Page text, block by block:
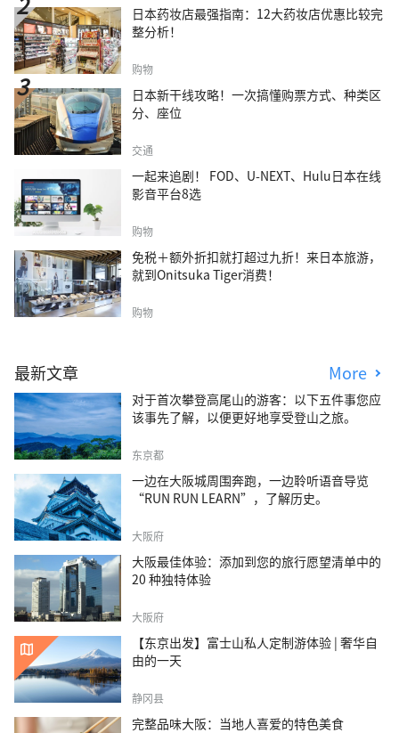
日本药妆店最强指南：12大药妆店优惠比较完
整分析！
购物
日本新干线攻略！一次搞懂购票方式、种类区
分、座位
交通
一起来追剧！ FOD、U-NEXT、Hulu日本在线
影音平台8选
购物
免税＋额外折扣就打超过九折！来日本旅游，
就到Onitsuka Tiger消费！
购物
最新文章 More
对于首次攀登高尾山的游客：以下五件事您应
该事先了解，以便更好地享受登山之旅。
东京都
一边在大阪城周围奔跑，一边聆听语音导览
“RUN RUN LEARN”，了解历史。
大阪府
大阪最佳体验：添加到您的旅行愿望清单中的
20 种独特体验
大阪府
【东京出发】富士山私人定制游体验 | 奢华自
由的一天
静冈县
完整品味大阪：当地人喜爱的特色美食